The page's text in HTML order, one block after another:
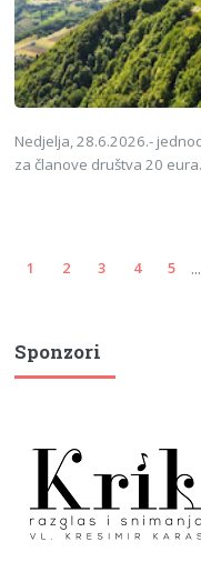
Nedjelja, 28.6.2026.-
za članove društva 20 eura.
1 2 3 4 5 ...
Sponzori